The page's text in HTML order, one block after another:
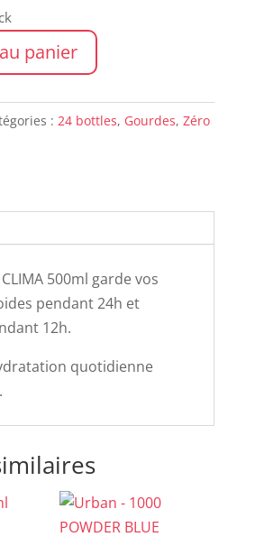
panier
: 24 bottles, Gourdes, Zéro
500ml garde vos
pendant 24h et
12h.
quotidienne